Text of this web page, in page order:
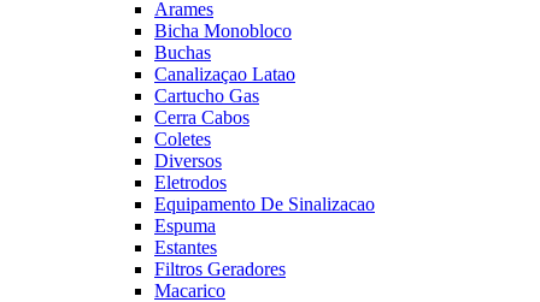
Arames
Bicha Monobloco
Buchas
Canalizaçao Latao
Cartucho Gas
Cerra Cabos
Coletes
Diversos
Eletrodos
Equipamento De Sinalizacao
Espuma
Estantes
Filtros Geradores
Macarico